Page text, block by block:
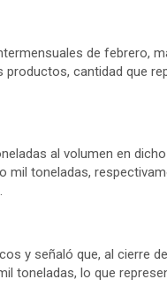
de febrero,
cantidad que
al volumen en
mil toneladas,
y señaló que, al cierre
toneladas, lo que